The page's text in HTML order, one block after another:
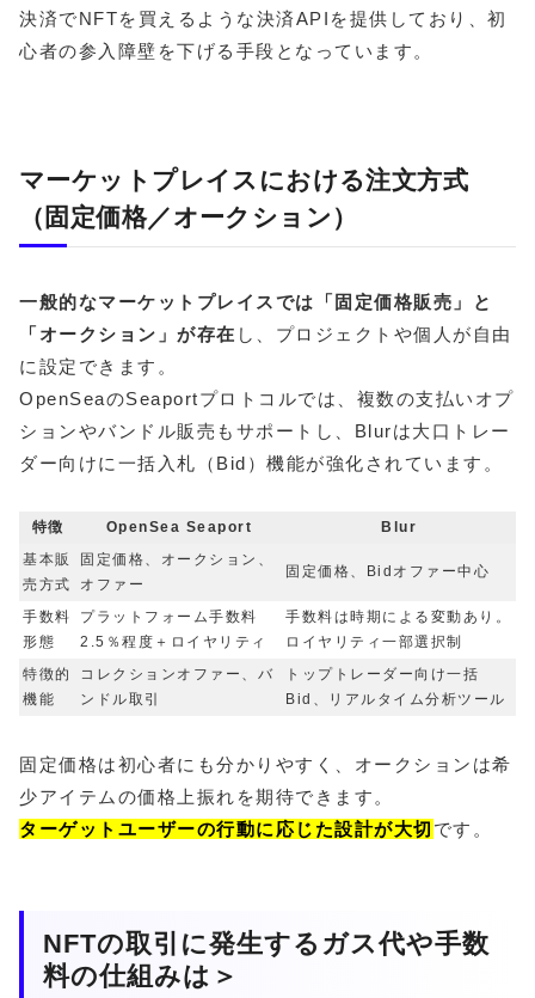
決済でNFTを買えるような決済APIを提供しており、初
心者の参入障壁を下げる手段となっています。
マーケットプレイスにおける注文方式
（固定価格／オークション）
一般的なマーケットプレイスでは「固定価格販売」と
「オークション」が存在 し、プロジェクトや個人が自由
に設定できます。
OpenSeaのSeaportプロトコルでは、複数の支払いオプ
ションやバンドル販売もサポートし、Blurは大口トレー
ダー向けに一括入札（Bid）機能が強化されています。
特徴 OpenSea Seaport
Blur
基本販
売方式
固定価格、オークション、
オファー
固定価格、Bidオファー中心
手数料
形態
プラットフォーム手数料
2.5％程度＋ロイヤリティ
手数料は時期による変動あり。
ロイヤリティ一部選択制
特徴的
機能
コレクションオファー、バ
ンドル取引
トップトレーダー向け一括
Bid、リアルタイム分析ツール
固定価格は初心者にも分かりやすく、オークションは希
少アイテムの価格上振れを期待できます。
ターゲットユーザーの行動に応じた設計が大切 です。
NFTの取引に発生するガス代や手数
料の仕組みは＞